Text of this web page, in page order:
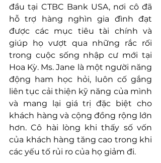
đầu tại CTBC Bank USA, nơi cô đã
hỗ trợ hàng nghìn gia đình đạt
được các mục tiêu tài chính và
giúp họ vượt qua những rắc rối
trong cuộc sống nhập cư mới tại
Hoa Kỳ. Ms. Jane là một người năng
động ham học hỏi, luôn cố gắng
liên tục cải thiện kỹ năng của mình
và mang lại giá trị đặc biệt cho
khách hàng và cộng đồng rộng lớn
hơn. Cô hài lòng khi thấy số vốn
của khách hàng tăng cao trong khi
các yếu tố rủi ro của họ giảm đi.